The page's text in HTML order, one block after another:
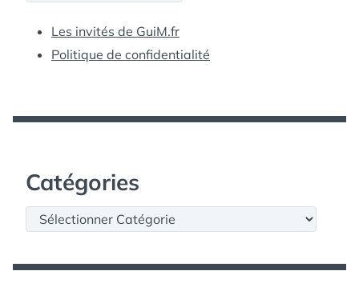
Les invités de GuiM.fr
Politique de confidentialité
Catégories
Catégories